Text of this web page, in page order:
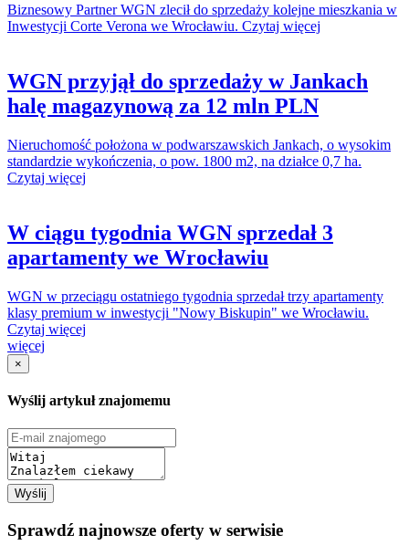
Biznesowy Partner WGN zlecił do sprzedaży kolejne mieszkania w
Inwestycji Corte Verona we Wrocławiu. Czytaj więcej
WGN przyjął do sprzedaży w Jankach
halę magazynową za 12 mln PLN
Nieruchomość położona w podwarszawskich Jankach, o wysokim
standardzie wykończenia, o pow. 1800 m2, na działce 0,7 ha.
Czytaj więcej
W ciągu tygodnia WGN sprzedał 3
apartamenty we Wrocławiu
WGN w przeciągu ostatniego tygodnia sprzedał trzy apartamenty
klasy premium w inwestycji "Nowy Biskupin" we Wrocławiu.
Czytaj więcej
więcej
×
Wyślij artykuł znajomemu
Wyślij
Sprawdź najnowsze oferty w serwisie